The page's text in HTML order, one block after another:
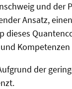
und der
Ansatz,
dieses
der